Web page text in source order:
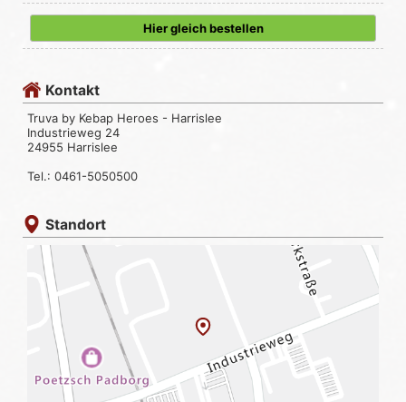
Hier gleich bestellen
Kontakt
Truva by Kebap Heroes - Harrislee
Industrieweg 24
24955 Harrislee
Tel.: 0461-5050500
Standort